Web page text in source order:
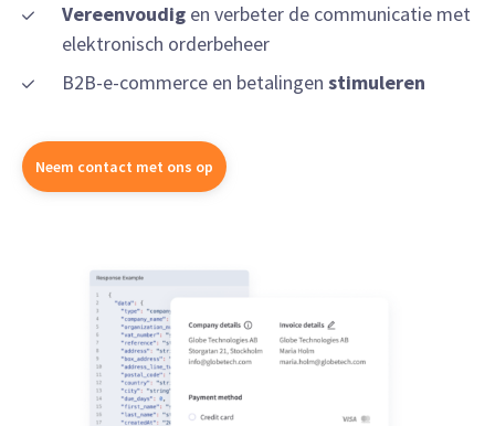
Vereenvoudig en verbeter de communicatie met
elektronisch orderbeheer
B2B-e-commerce en betalingen stimuleren
Neem contact met ons op